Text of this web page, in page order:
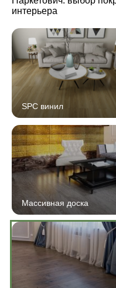
интерьера
SPC винил
Массивная доска